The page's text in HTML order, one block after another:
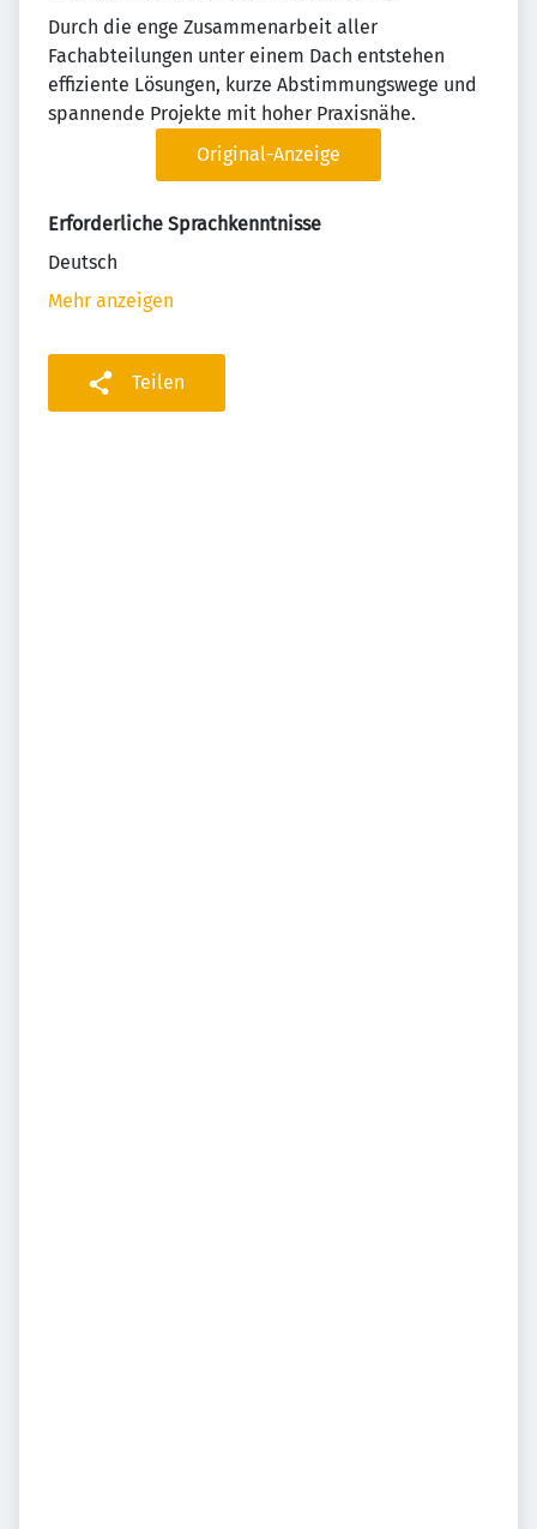
Durch die enge Zusammenarbeit aller
Fachabteilungen unter einem Dach entstehen
effiziente Lösungen, kurze Abstimmungswege und
spannende Projekte mit hoher Praxisnähe.
Original-Anzeige
Erforderliche Sprachkenntnisse
Deutsch
Mehr anzeigen
Teilen